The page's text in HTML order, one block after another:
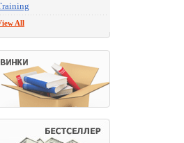
All